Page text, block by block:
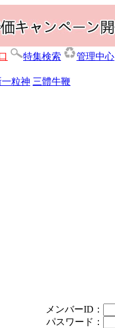
特集検索
管理中心
一粒神 三體牛鞭
メンバーID：
パスワード：